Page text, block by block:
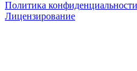
Политика конфиденциальности
Лицензирование